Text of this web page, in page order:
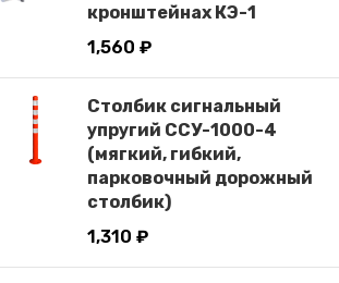
кронштейнах КЭ-1
1,560 ₽
Столбик сигнальный
упругий ССУ-1000-4
(мягкий, гибкий,
парковочный дорожный
столбик)
1,310 ₽